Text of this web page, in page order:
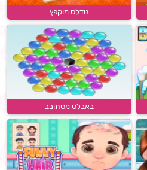
נודלס מוקפץ
באבלס מסתובב